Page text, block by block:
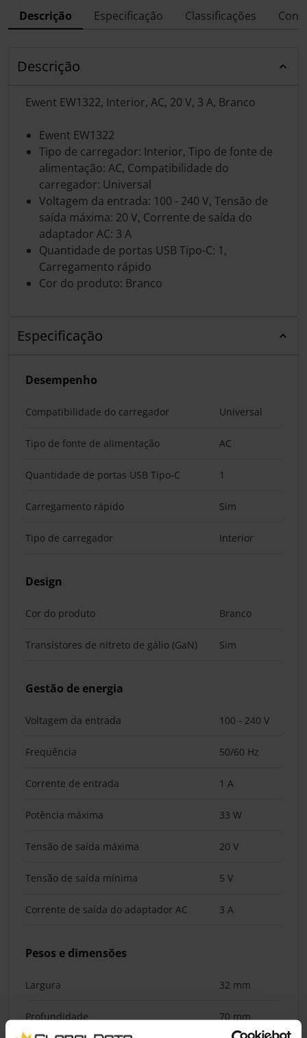
Descrição Especificação Classificações
Descrição
Ewent EW1322, Interior, AC, 20 V, 3 A, Branco
Ewent EW1322
Tipo de carregador: Interior, Tipo de fonte de
alimentação: AC, Compatibilidade do
carregador: Universal
Voltagem da entrada: 100 - 240 V, Tensão de
saída máxima: 20 V, Corrente de saída do
adaptador AC: 3 A
Quantidade de portas USB Tipo-C: 1,
Carregamento rápido
Cor do produto: Branco
Especificação
Desempenho
Compatibilidade do carregador Universal
Tipo de fonte de alimentação AC
Quantidade de portas USB Tipo-C 1
Carregamento rápido Sim
Tipo de carregador Interior
Design
Cor do produto Branco
Transístores de nitreto de gálio (GaN) Sim
Gestão de energia
Voltagem da entrada 100 - 240 V
Frequência 50/60 Hz
Corrente de entrada 1 A
Potência máxima 33 W
Tensão de saída máxima 20 V
Tensão de saída mínima 5 V
Corrente de saída do adaptador AC 3 A
Pesos e dimensões
Largura 32 mm
Profundidade 70 mm